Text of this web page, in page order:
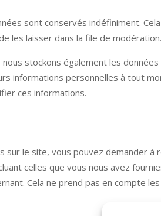
sont conservés indéfiniment.
les laisser dans la file de modération.
stockons également les
informations personnelles à tout
ces informations.
sur le site, vous pouvez demander
celles que vous nous avez
Cela ne prend pas en compte